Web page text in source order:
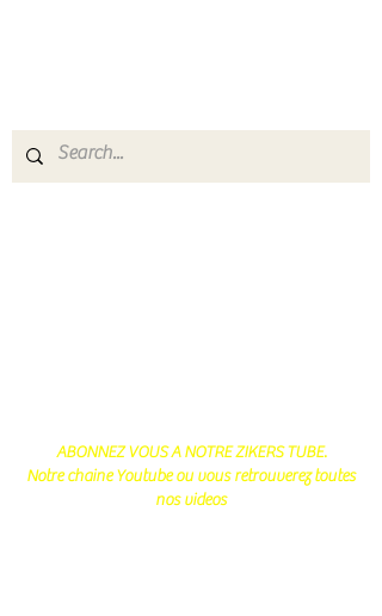
ABONNEZ VOUS A NOTRE ZIKERS TUBE.
Notre chaine Youtube ou vous retrouverez toutes
nos videos